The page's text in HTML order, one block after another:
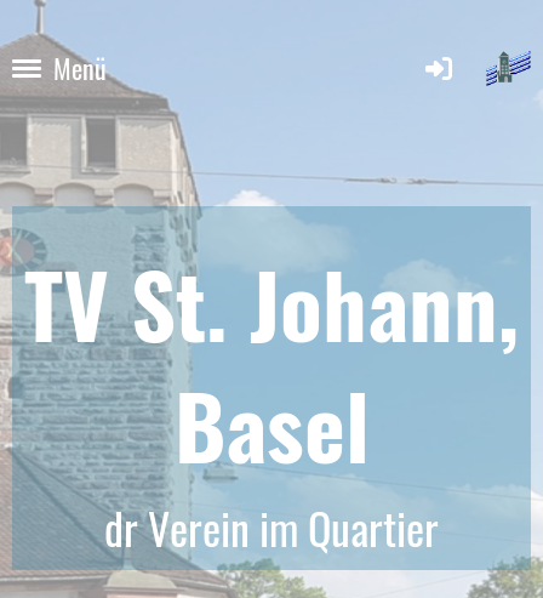
Menü
TV St. Johann,
Basel
dr Verein im Quartier